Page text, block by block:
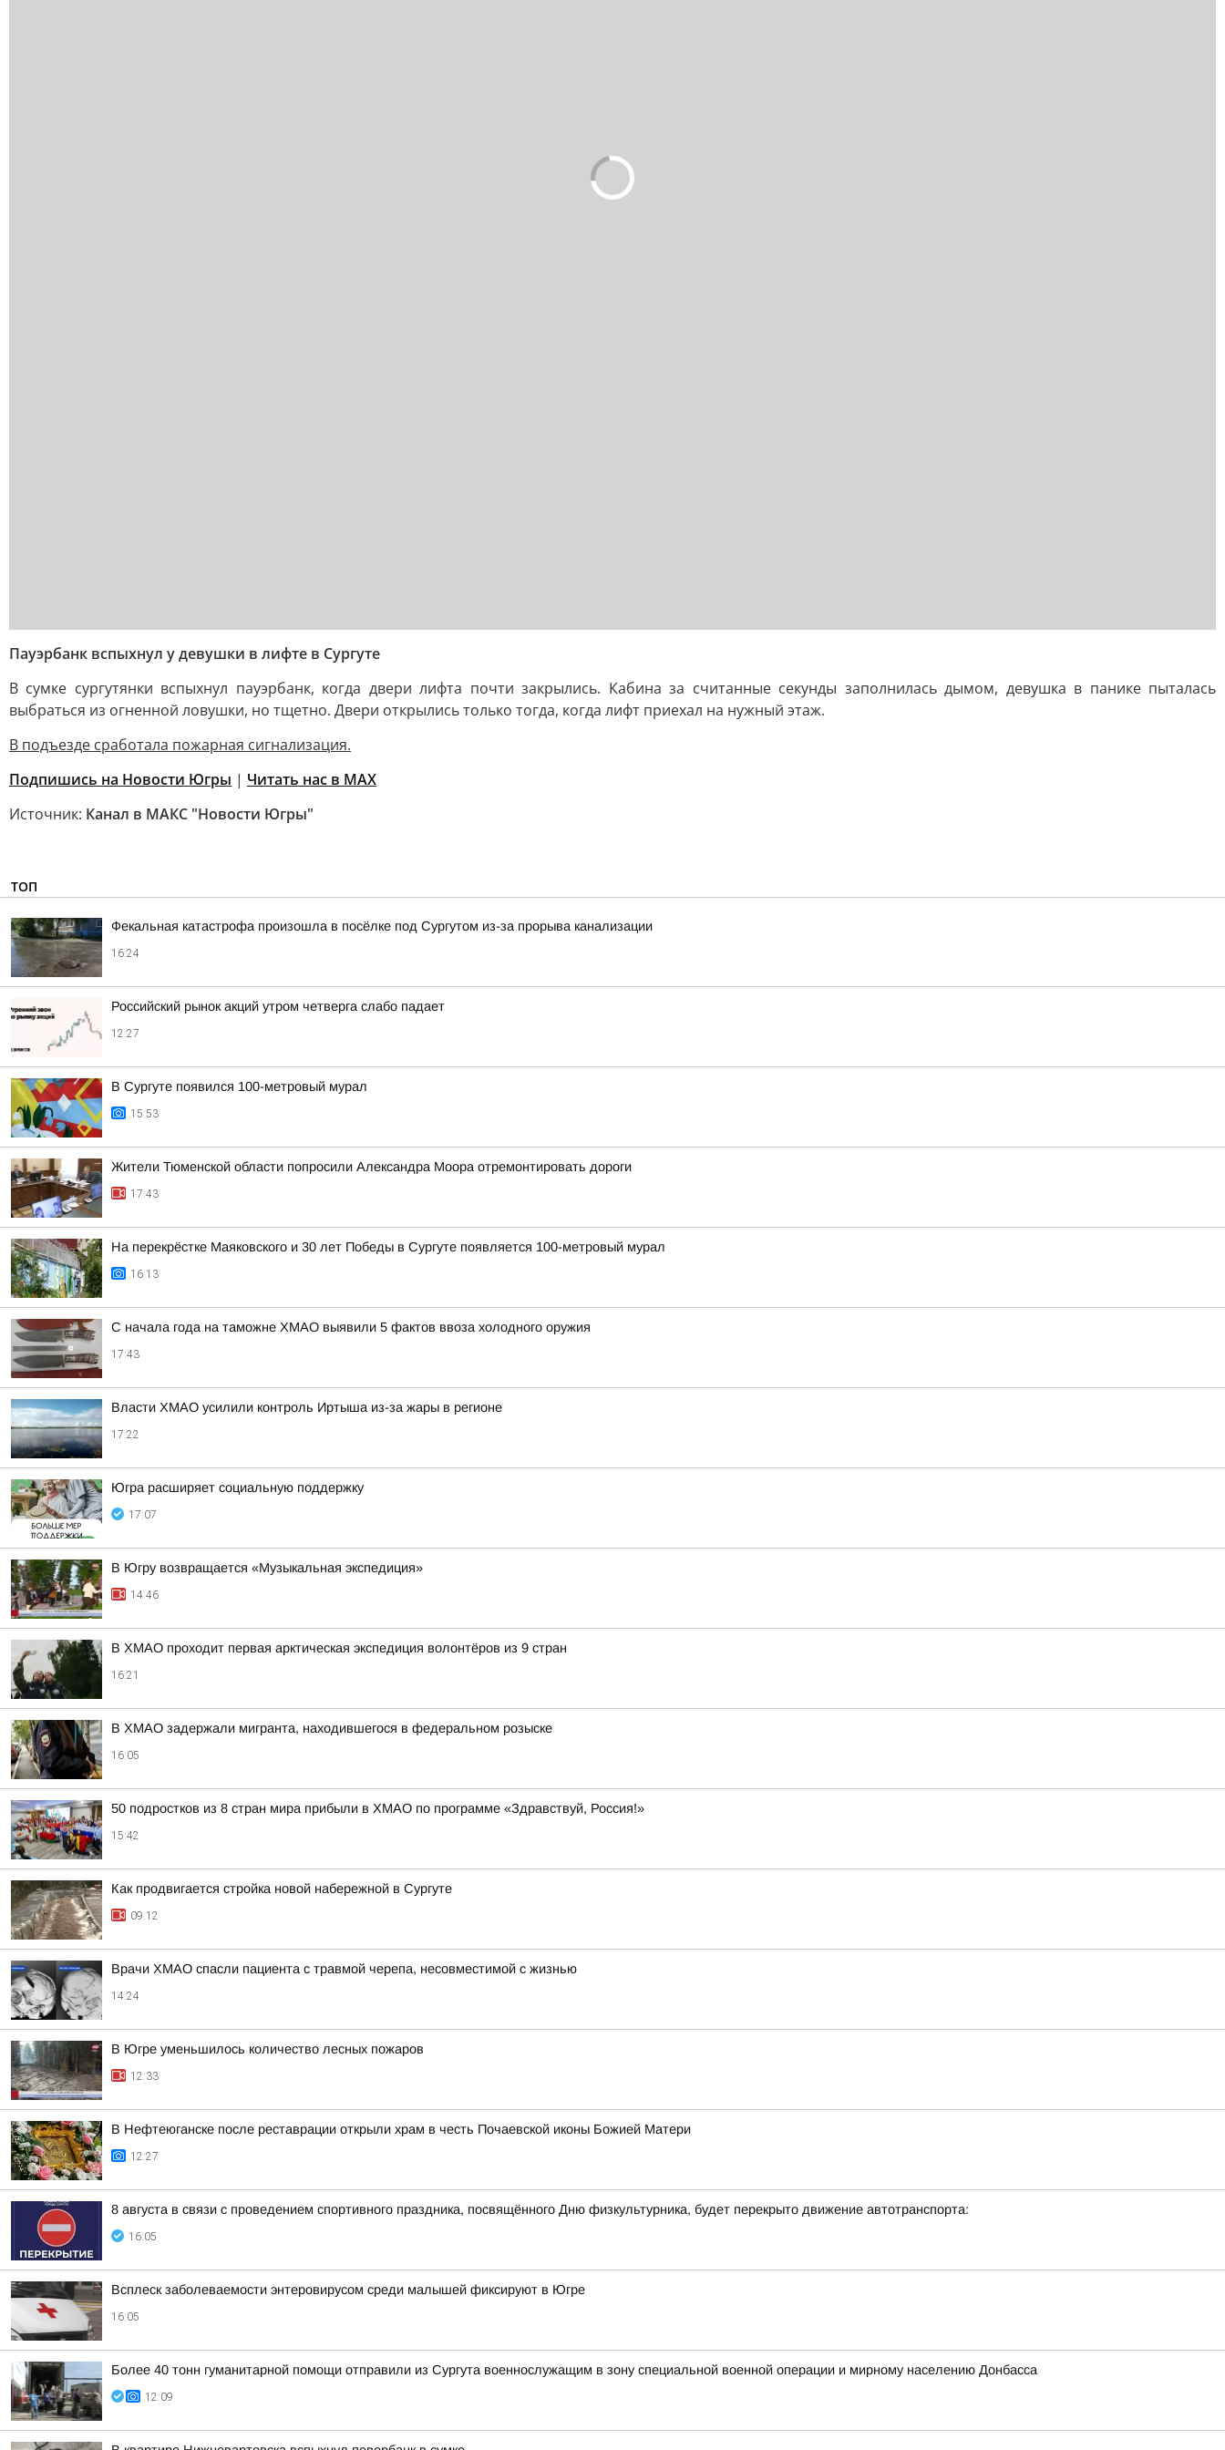
Пауэрбанк вспыхнул у девушки в лифте в Сургуте
В сумке сургутянки вспыхнул пауэрбанк, когда двери лифта почти закрылись. Кабина за считанные секунды заполнилась дымом, девушка в панике пыталась
выбраться из огненной ловушки, но тщетно. Двери открылись только тогда, когда лифт приехал на нужный этаж.
В подъезде сработала пожарная сигнализация.
Подпишись на Новости Югры | Читать нас в MAХ
Источник: Канал в МАКС "Новости Югры"
ТОП
Фекальная катастрофа произошла в посёлке под Сургутом из-за прорыва канализации
16:24
Российский рынок акций утром четверга слабо падает
12:27
В Сургуте появился 100-метровый мурал
15:53
Жители Тюменской области попросили Александра Моора отремонтировать дороги
17:43
На перекрёстке Маяковского и 30 лет Победы в Сургуте появляется 100-метровый мурал
16:13
С начала года на таможне ХМАО выявили 5 фактов ввоза холодного оружия
17:43
Власти ХМАО усилили контроль Иртыша из-за жары в регионе
17:22
Югра расширяет социальную поддержку
17:07
В Югру возвращается «Музыкальная экспедиция»
14:46
В ХМАО проходит первая арктическая экспедиция волонтёров из 9 стран
16:21
В ХМАО задержали мигранта, находившегося в федеральном розыске
16:05
50 подростков из 8 стран мира прибыли в ХМАО по программе «Здравствуй, Россия!»
15:42
Как продвигается стройка новой набережной в Сургуте
09:12
Врачи ХМАО спасли пациента с травмой черепа, несовместимой с жизнью
14:24
В Югре уменьшилось количество лесных пожаров
12:33
В Нефтеюганске после реставрации открыли храм в честь Почаевской иконы Божией Матери
12:27
8 августа в связи с проведением спортивного праздника, посвящённого Дню физкультурника, будет перекрыто движение автотранспорта:
16:05
Всплеск заболеваемости энтеровирусом среди малышей фиксируют в Югре
16:05
Более 40 тонн гуманитарной помощи отправили из Сургута военнослужащим в зону специальной военной операции и мирному населению Донбасса
12:09